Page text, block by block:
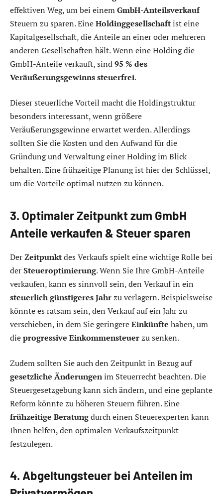
effektiven Weg, um bei einemGmbH-Anteilsverkauf
Steuern zu sparen. EineHoldinggesellschaftist eine
Kapitalgesellschaft, die Anteile an einer oder mehreren
anderen Gesellschaften hält. Wenn eine Holding die
GmbH-Anteile verkauft, sind95 % des
Veräußerungsgewinns steuerfrei.
Dieser steuerliche Vorteil macht die Holdingstruktur
besonders interessant, wenn größere
Veräußerungsgewinne erwartet werden. Allerdings
sollten Sie die Kosten und den Aufwand für die
Gründung und Verwaltung einer Holding im Blick
behalten. Eine frühzeitige Planung ist hier der Schlüssel,
um die Vorteile optimal nutzen zu können.
3. Optimaler Zeitpunkt zum GmbH
Anteile verkaufen & Steuer sparen
DerZeitpunktdes Verkaufs spielt eine wichtige Rolle bei
derSteueroptimierung. Wenn Sie Ihre GmbH-Anteile
verkaufen, kann es sinnvoll sein, den Verkauf in ein
steuerlich günstigeres Jahrzu verlagern. Beispielsweise
könnte es ratsam sein, den Verkauf auf ein Jahr zu
verschieben, in dem Sie geringereEinkünfte haben, um
dieprogressive Einkommensteuerzu senken.
Zudem sollten Sie auch den Zeitpunkt in Bezug auf
gesetzliche Änderungenim Steuerrecht beachten. Die
Steuergesetzgebung kann sich ändern, und eine geplante
Reform könnte zu höheren Steuern führen. Eine
frühzeitige Beratungdurch einen Steuerexperten kann
Ihnen helfen, den optimalen Verkaufszeitpunkt
festzulegen.
4. Abgeltungsteuer bei Anteilen im